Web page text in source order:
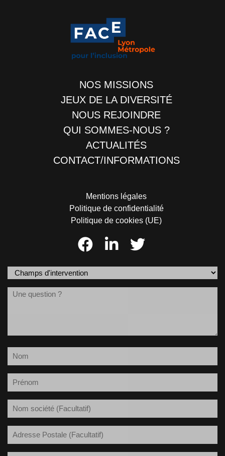
NOS MISSIONS
JEUX DE LA DIVERSITÉ
NOUS REJOINDRE
QUI SOMMES-NOUS ?
ACTUALITÉS
CONTACT/INFORMATIONS
Mentions légales
Politique de confidentialité
Politique de cookies (UE)
(Nécessaire)
(Nécessaire)
Postale